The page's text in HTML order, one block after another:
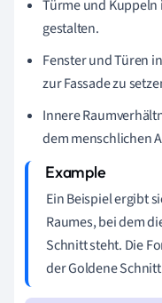
Türme und
gestalten.
Fenster und Türen
zur Fassade zu
Innere
dem menschlichen
Ein Beispiel ergibt
Raumes, bei dem
Schnitt steht. Die
der Goldene